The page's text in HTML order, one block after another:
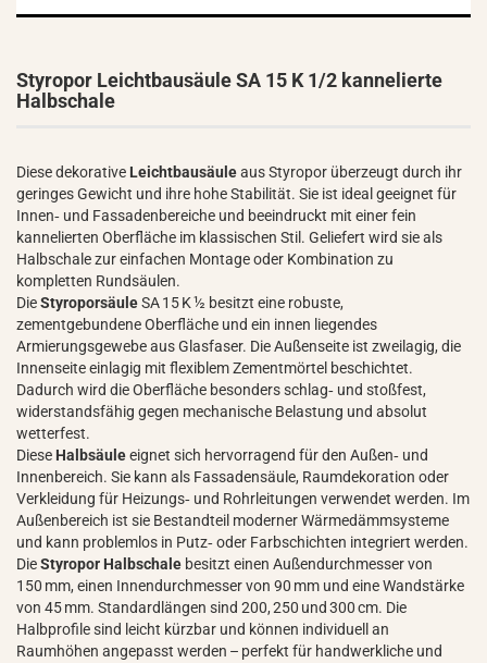
Styropor Leichtbausäule SA 15 K 1/2 kannelierte
Halbschale
Diese dekorative Leichtbausäuleaus Styropor überzeugt durch ihr
geringes Gewicht und ihre hohe Stabilität. Sie ist ideal geeignet für
Innen‑ und Fassadenbereiche und beeindruckt mit einer fein
kannelierten Oberfläche im klassischen Stil. Geliefert wird sie als
Halbschale zur einfachen Montage oder Kombination zu
kompletten Rundsäulen.
DieStyroporsäuleSA 15 K ½ besitzt eine robuste,
zementgebundene Oberfläche und ein innen liegendes
Armierungsgewebe aus Glasfaser. Die Außenseite ist zweilagig, die
Innenseite einlagig mit flexiblem Zementmörtel beschichtet.
Dadurch wird die Oberfläche besonders schlag‑ und stoßfest,
widerstandsfähig gegen mechanische Belastung und absolut
wetterfest.
Diese Halbsäuleeignet sich hervorragend für den Außen‑ und
Innenbereich. Sie kann als Fassadensäule, Raumdekoration oder
Verkleidung für Heizungs‑ und Rohrleitungen verwendet werden. Im
Außenbereich ist sie Bestandteil moderner Wärmedämmsysteme
und kann problemlos in Putz‑ oder Farbschichten integriert werden.
DieStyropor Halbschale besitzt einen Außendurchmesser von
150 mm, einen Innendurchmesser von 90 mm und eine Wandstärke
von 45 mm. Standardlängen sind 200, 250 und 300 cm. Die
Halbprofile sind leicht kürzbar und können individuell an
Raumhöhen angepasst werden – perfekt für handwerkliche und